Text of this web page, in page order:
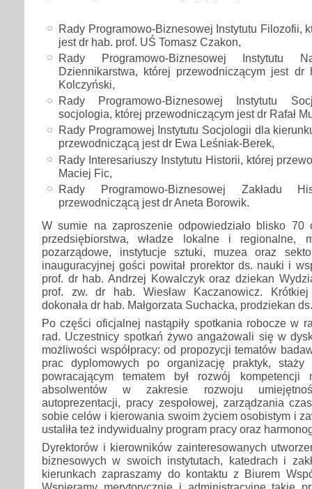
Rady Programowo-Biznesowej Instytutu Filozofii,
jest dr hab. prof. UŚ Tomasz Czakon,
Rady Programowo-Biznesowej Instytutu
Dziennikarstwa, której przewodniczącym jest
Kolczyński,
Rady Programowo-Biznesowej Instytutu
socjologia, której przewodniczącym jest dr Rafał
Rady Programowej Instytutu Socjologii dla
przewodniczącą jest dr Ewa Leśniak-Berek,
Rady Interesariuszy Instytutu Historii, której
Maciej Fic,
Rady Programowo-Biznesowej Zakładu
przewodniczącą jest dr Aneta Borowik.
W sumie na zaproszenie odpowiedziało blisko 70
przedsiębiorstwa, władze lokalne i regionalne,
pozarządowe, instytucje sztuki, muzea oraz
inauguracyjnej gości powitał prorektor ds. nauki i
prof. dr hab. Andrzej Kowalczyk oraz dziekan
prof. zw. dr hab. Wiesław Kaczanowicz. Krótkiej
dokonała dr hab. Małgorzata Suchacka, prodziekan
Po części oficjalnej nastąpiły spotkania robocze w
rad. Uczestnicy spotkań żywo angażowali się w
możliwości współpracy: od propozycji tematów
prac dyplomowych po organizację praktyk, staży
powracającym tematem był rozwój kompetencji
absolwentów w zakresie rozwoju
autoprezentacji, pracy zespołowej, zarządzania
sobie celów i kierowania swoim życiem osobistym i
ustaliła też indywidualny program pracy oraz
Dyrektorów i kierowników zainteresowanych
biznesowych w swoich instytutach, katedrach i
kierunkach zapraszamy do kontaktu z Biurem